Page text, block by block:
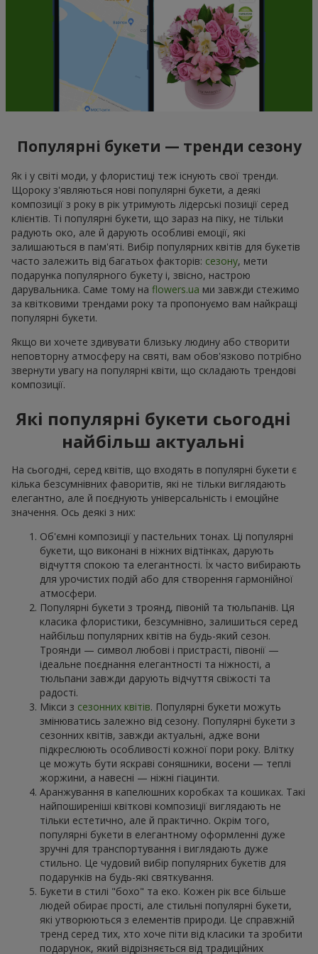
Популярні букети — тренди сезону
Як і у світі моди, у флористиці теж існують свої тренди.
Щороку з'являються нові популярні букети, а деякі
композиції з року в рік утримують лідерські позиції серед
клієнтів. Ті популярні букети, що зараз на піку, не тільки
радують око, але й дарують особливі емоції, які
залишаються в пам'яті. Вибір популярних квітів для букетів
часто залежить від багатьох факторів: сезону, мети
подарунка популярного букету і, звісно, настрою
дарувальника. Саме тому на flowers.ua ми завжди стежимо
за квітковими трендами року та пропонуємо вам найкращі
популярні букети.
Якщо ви хочете здивувати близьку людину або створити
неповторну атмосферу на святі, вам обов'язково потрібно
звернути увагу на популярні квіти, що складають трендові
композиції.
Які популярні букети сьогодні
найбільш актуальні
На сьогодні, серед квітів, що входять в популярні букети є
кілька безсумнівних фаворитів, які не тільки виглядають
елегантно, але й поєднують універсальність і емоційне
значення. Ось деякі з них:
Об'ємні композиції у пастельних тонах. Ці популярні
букети, що виконані в ніжних відтінках, дарують
відчуття спокою та елегантності. Їх часто вибирають
для урочистих подій або для створення гармонійної
атмосфери.
Популярні букети з троянд, півоній та тюльпанів. Ця
класика флористики, безсумнівно, залишиться серед
найбільш популярних квітів на будь-який сезон.
Троянди — символ любові і пристрасті, півонії —
ідеальне поєднання елегантності та ніжності, а
тюльпани завжди дарують відчуття свіжості та
радості.
Мікси з сезонних квітів. Популярні букети можуть
змінюватись залежно від сезону. Популярні букети з
сезонних квітів, завжди актуальні, адже вони
підкреслюють особливості кожної пори року. Влітку
це можуть бути яскраві соняшники, восени — теплі
жоржини, а навесні — ніжні гіацинти.
Аранжування в капелюшних коробках та кошиках. Такі
найпоширеніші квіткові композиції виглядають не
тільки естетично, але й практично. Окрім того,
популярні букети в елегантному оформленні дуже
зручні для транспортування і виглядають дуже
стильно. Це чудовий вибір популярних букетів для
подарунків на будь-які святкування.
Букети в стилі "бохо" та еко. Кожен рік все більше
людей обирає прості, але стильні популярні букети,
які утворюються з елементів природи. Це справжній
тренд серед тих, хто хоче піти від класики та зробити
подарунок, який відрізняється від традиційних